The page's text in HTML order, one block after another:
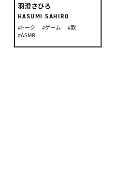
羽澄さひろ
HASUMI SAHIRO
#トーク
#ゲーム
#歌
#ASMR